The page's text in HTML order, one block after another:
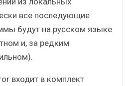
все последующие
будут на русском языке
и, за редким
входит в комплект